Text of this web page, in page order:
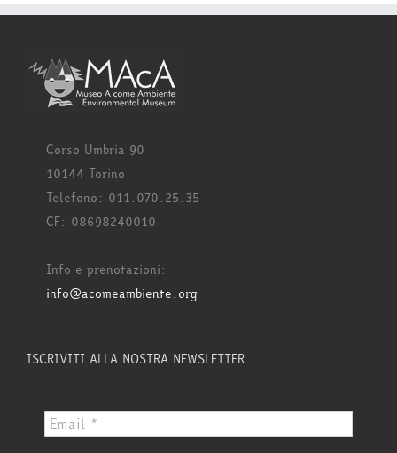
Corso Umbria 90
10144 Torino
Telefono: 011.070.25.35
CF: 08698240010
Info e prenotazioni:
info@acomeambiente.org
ISCRIVITI ALLA NOSTRA NEWSLETTER